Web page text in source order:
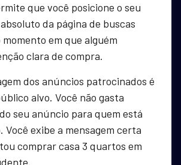
que você posicione o seu
da página de buscas
em que alguém
clara de compra.
dos anúncios patrocinados é
alvo. Você não gasta
seu anúncio para quem está
Você exibe a mensagem certa
comprar casa 3 quartos em